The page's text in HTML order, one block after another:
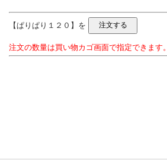
【ぱりぱり１２０】を
注文の数量は買い物カゴ画面で指定できます。